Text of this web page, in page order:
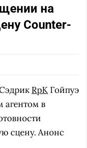
на
Counter-
RpK Гойпуэ
агентом в
сцену. Анонс